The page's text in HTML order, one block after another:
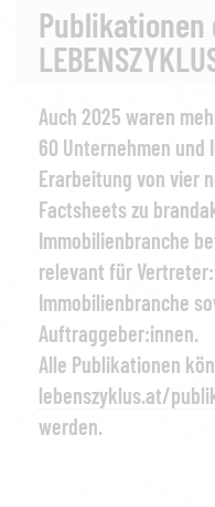
Publikationen
Auch 2025 waren
60 Unternehmen
Erarbeitung von vier
Factsheets zu
Immobilienbranche
relevant für
Immobilienbranche
Auftraggeber:innen.
Alle Publikationen
lebenszyklus.at/
werden.